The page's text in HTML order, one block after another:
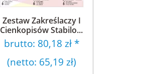
Zestaw Zakreślaczy I
Cienkopisów Stabilo...
brutto: 80,18 zł*
(netto: 65,19 zł)